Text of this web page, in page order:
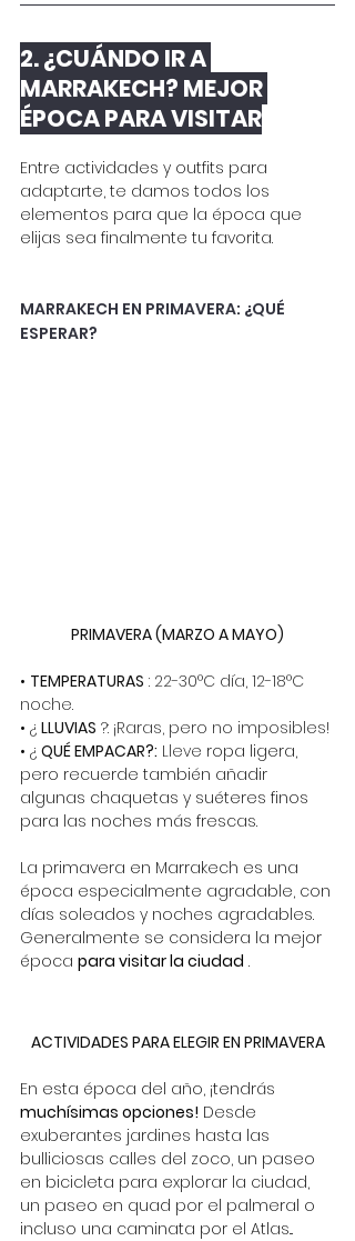
2. ¿CUÁNDO IR A
MARRAKECH? MEJOR
ÉPOCA PARA VISITAR
Entre actividades y outfits para
adaptarte, te damos todos los
elementos para que la época que
elijas sea finalmente tu favorita.
MARRAKECH EN PRIMAVERA: ¿QUÉ
ESPERAR?
PRIMAVERA (MARZO A MAYO)
• TEMPERATURAS : 22-30°C día, 12-18°C
noche.
• ¿ LLUVIAS ?: ¡Raras, pero no imposibles!
• ¿ QUÉ EMPACAR?: Lleve ropa ligera,
pero recuerde también añadir
algunas chaquetas y suéteres finos
para las noches más frescas.
La primavera en Marrakech es una
época especialmente agradable, con
días soleados y noches agradables.
Generalmente se considera la mejor
época para visitar la ciudad .
ACTIVIDADES PARA ELEGIR EN PRIMAVERA
En esta época del año, ¡tendrás
muchísimas opciones! Desde
exuberantes jardines hasta las
bulliciosas calles del zoco, un paseo
en bicicleta para explorar la ciudad,
un paseo en quad por el palmeral o
incluso una caminata por el Atlas...